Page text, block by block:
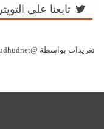
تابعنا على التويتر
تغريدات بواسطة @alhudhudnet